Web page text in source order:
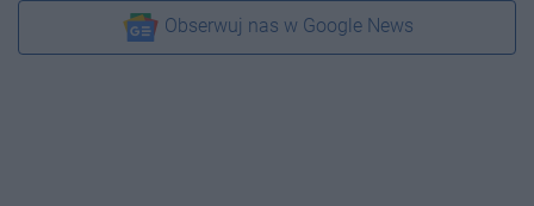
Obserwuj nas w Google News